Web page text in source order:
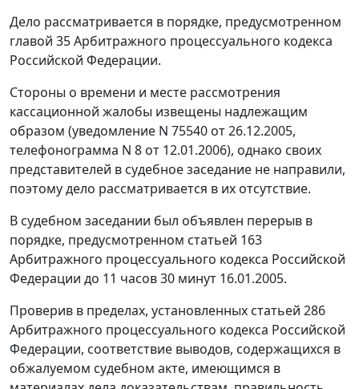
Дело рассматривается в порядке, предусмотренном
главой 35Арбитражного процессуального кодекса
Российской Федерации.
Стороны о времени и месте рассмотрения
кассационной жалобы извещены надлежащим
образом (уведомление N 75540 от 26.12.2005,
телефонограмма N 8 от 12.01.2006), однако своих
представителей в судебное заседание не направили,
поэтому дело рассматривается в их отсутствие.
В судебном заседании был объявлен перерыв в
порядке, предусмотренном статьей 163
Арбитражного процессуального кодекса Российской
Федерации до 11 часов 30 минут 16.01.2005.
Проверив в пределах, установленных статьей 286
Арбитражного процессуального кодекса Российской
Федерации, соответствие выводов, содержащихся в
обжалуемом судебном акте, имеющимся в